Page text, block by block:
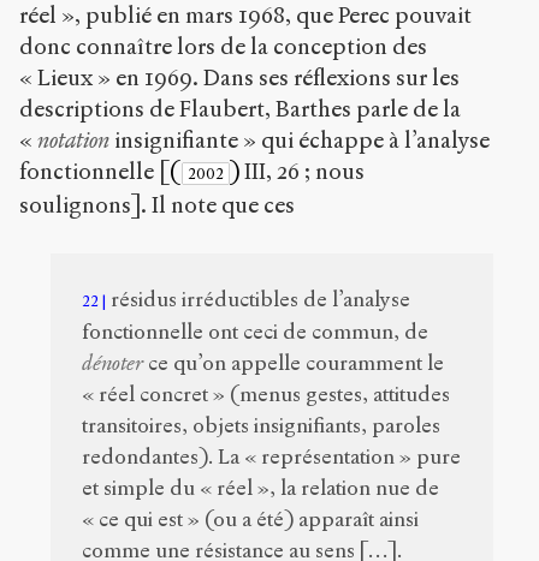
réel », publié en mars 1968, que Perec pouvait
donc connaître lors de la conception des
« Lieux » en 1969. Dans ses réflexions sur les
descriptions de Flaubert, Barthes parle de la
« notation insignifiante » qui échappe à l’analyse
fonctionnelle [ ( 2002 )III, 26 ; nous
soulignons]. Il note que ces
22
résidus irréductibles de l’analyse
fonctionnelle ont ceci de commun, de
dénoterce qu’on appelle couramment le
« réel concret » (menus gestes, attitudes
transitoires, objets insignifiants, paroles
redondantes). La « représentation » pure
et simple du « réel », la relation nue de
« ce qui est » (ou a été) apparaît ainsi
comme une résistance au sens […].